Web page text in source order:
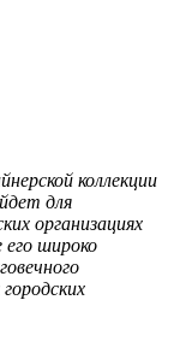
коллекции
для
организациях
широко